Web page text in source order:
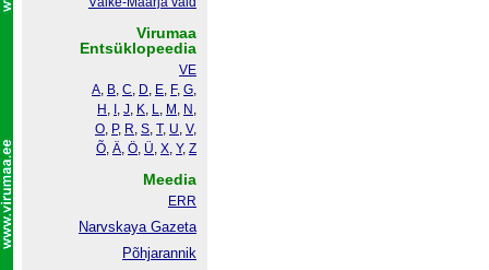
Virumaa
Entsüklopeedia
VE
A, B, C, D, E, F, G,
H , , J, K, L, M , N ,
O, P, R, S, T, U, V,
Õ, Ä, Ö, Ü, X, Y, Z
Meedia
ERR
Narvskaya Gazeta
Põhjarannik